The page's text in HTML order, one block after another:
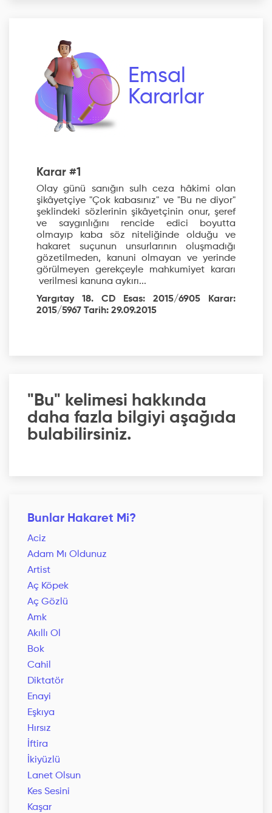
Emsal
Kararlar
Karar #1
Olay günü sanığın sulh ceza hâkimi olan
şikâyetçiye "Çok kabasınız" ve "Bu ne diyor"
şeklindeki sözlerinin şikâyetçinin onur, şeref
ve saygınlığını rencide edici boyutta
olmayıp kaba söz niteliğinde olduğu ve
hakaret suçunun unsurlarının oluşmadığı
gözetilmeden, kanuni olmayan ve yerinde
görülmeyen gerekçeyle mahkumiyet kararı
verilmesi kanuna aykırı...
Yargıtay 18. CD Esas: 2015/6905 Karar:
2015/5967 Tarih: 29.09.2015
"Bu" kelimesi hakkında
daha fazla bilgiyi aşağıda
bulabilirsiniz.
Bunlar Hakaret Mi?
Aciz
Adam Mı Oldunuz
Artist
Aç Köpek
Aç Gözlü
Amk
Akıllı Ol
Bok
Cahil
Diktatör
Enayi
Eşkıya
Hırsız
İftira
İkiyüzlü
Lanet Olsun
Kes Sesini
Kaşar